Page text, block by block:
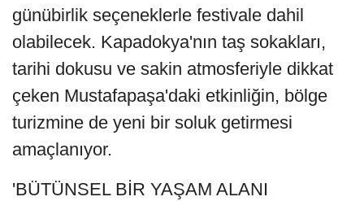
günübirlik seçeneklerle festivale dahil
olabilecek. Kapadokya'nın taş sokakları,
tarihi dokusu ve sakin atmosferiyle dikkat
çeken Mustafapaşa'daki etkinliğin, bölge
turizmine de yeni bir soluk getirmesi
amaçlanıyor.
'BÜTÜNSEL BİR YAŞAM ALANI